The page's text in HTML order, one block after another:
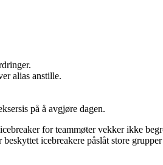
alias anstille.
på å avgjøre dagen.
for teammøter vekker ikke
icebreakere påslåt store